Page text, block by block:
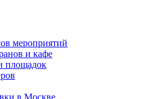
мероприятий
и кафе
площадок
в Москве